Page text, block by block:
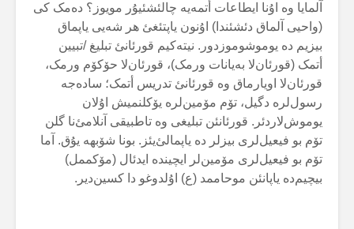
آلمایا وە اۇنا ایطاعات أتمەیە چالئشئیۇر مویوز؟ دەمک کی
(واحیی آلماق دئشئندا) اۇنون یاپتئغئ هر شەیی یاپماق
بیزیم دە یوموشوموزدور. نیتەکیم قورئانئ تبلیغ /تبیین
أتمک (قورئان‌لا بەیانات ورمک)، قورئان‌لا حۆکۆم ورمک،
قورئان‌لا اویارماق وە قورئانئ تدریس أتمک؛ سادەجە
رسول‌لرە دگیل، تۆم مۆمین‌لرە یۆکلنمیش اۇلان
یوموش‌لاردئر. قورئانئن تبلیغی وە تاطبیقی آنلامئ‌نا گلن
تۆم بو فیعیل‌لری بیزلر دە یاپمالئ‌یئز. بونا شۆبهە یۇق. آما
تۆم بو فیعیل‌لری مۆمین‌لر ایچیندە ایدئال (مۆکممل)
بیچیم‌دە یاپانئن موحاممد (ع) اۇلدوغو دا کسین‌دیر.